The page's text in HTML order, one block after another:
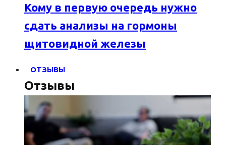
Кому в первую очередь нужно
сдать анализы на гормоны
щитовидной железы
ОТЗЫВЫ
Отзывы